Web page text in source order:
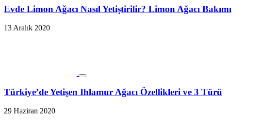
Evde Limon Ağacı Nasıl Yetiştirilir? Limon Ağacı Bakımı
13 Aralık 2020
Türkiye’de Yetişen Ihlamur Ağacı Özellikleri ve 3 Türü
29 Haziran 2020